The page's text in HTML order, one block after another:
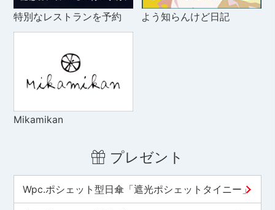
特別なレストランを予約 よう知らんけど日記
Mikamikan
プレゼント
Wpc.ポシェット型日傘「遮光ポシェットタイニー」